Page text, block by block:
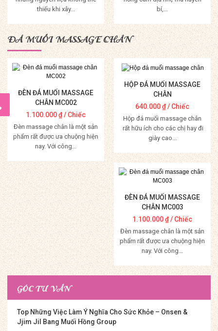
thiếu khi xây...
Mua Hàng
bí,...
Mua Hàng
ĐÁ MUỐI MASSAGE CHÂN
ĐÈN ĐÁ MUỐI MASSAGE
CHÂN MC002
1.100.000₫/ Chiếc
Đèn massage chân là một sản
phẩm rất được ưa chuộng hiện
nay. Với công...
Mua Hàng
HỘP ĐÁ MUỐI MASSAGE
CHÂN
640.000₫/ Chiếc
Hộp đá muối massage chân
rất hữu ích cho các chị hay đi
giày cao...
Mua Hàng
ĐÈN ĐÁ MUỐI MASSAGE
CHÂN MC003
1.100.000₫/ Chiếc
Đèn massage chân là một sản
phẩm rất được ưa chuộng hiện
nay. Với công...
Mua Hàng
GÓC TƯ VẤN
Top Những Việc Làm Ý Nghĩa Cho Sức Khỏe – Onsen &
Jjim Jil Bang Muối Hồng Group